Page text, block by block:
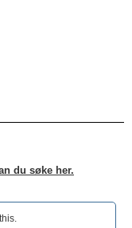
du søke her.